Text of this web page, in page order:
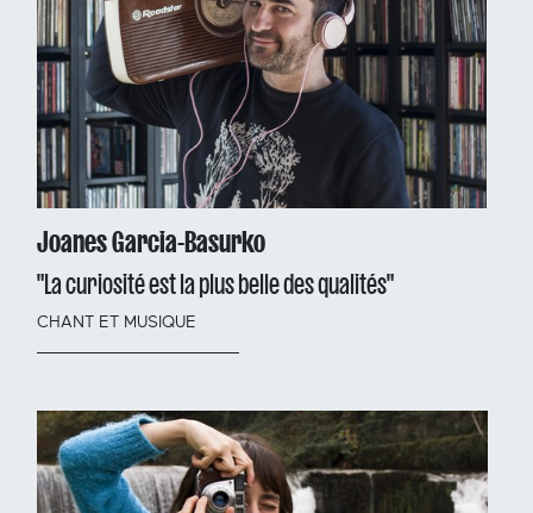
Joanes Garcia-Basurko
"La curiosité est la plus belle des qualités"
CHANT ET MUSIQUE